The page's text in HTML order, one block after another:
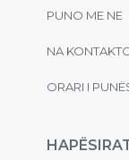
PUNO ME NE
NA
ORARI I